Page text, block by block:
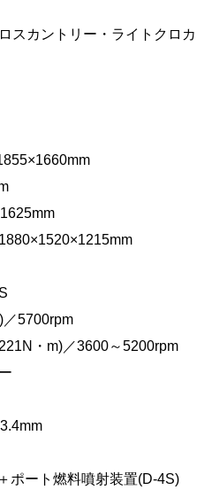
スカントリー・ライトクロカ
5700rpm
・m)／3600～5200rpm
ポート燃料噴射装置(D-4S)